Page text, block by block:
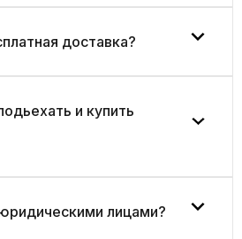
доставка?
и купить
лицами?